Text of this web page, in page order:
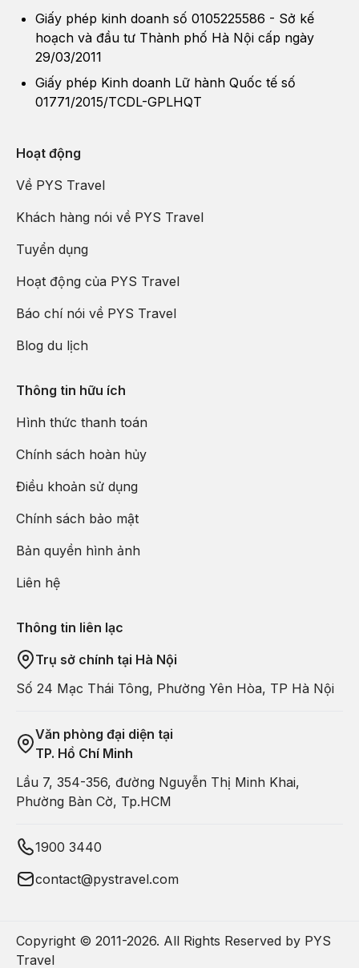
Giấy phép kinh doanh số 0105225586 - Sở kế
hoạch và đầu tư Thành phố Hà Nội cấp ngày
29/03/2011
Giấy phép Kinh doanh Lữ hành Quốc tế số
01771/2015/TCDL-GPLHQT
Hoạt động
Về PYS Travel
Khách hàng nói về PYS Travel
Tuyển dụng
Hoạt động của PYS Travel
Báo chí nói về PYS Travel
Blog du lịch
Thông tin hữu ích
Hình thức thanh toán
Chính sách hoàn hủy
Điều khoản sử dụng
Chính sách bảo mật
Bản quyền hình ảnh
Liên hệ
Thông tin liên lạc
Trụ sở chính tại Hà Nội
Số 24 Mạc Thái Tông, Phường Yên Hòa, TP Hà Nội
Văn phòng đại diện tại
TP. Hồ Chí Minh
Lầu 7, 354-356, đường Nguyễn Thị Minh Khai,
Phường Bàn Cờ, Tp.HCM
1900 3440
contact@pystravel.com
Copyright © 2011-2026. All Rights Reserved by PYS
Travel